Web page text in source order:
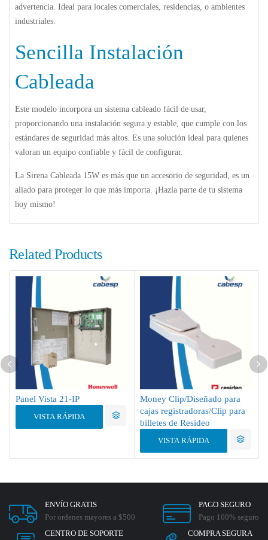
advertencia. Ideal para locales comerciales, residencias, o ambientes
industriales.
Sencilla Instalación
Cableada
Este modelo incorpora un sistema cableado fácil de usar,
proporcionando una instalación segura y estable, que cumple con los
estándares de seguridad más altos. Es una solución ideal para quienes
valoran un equipo confiable y fácil de configurar.
La Sirena Cableada 15W es más que un accesorio de seguridad, es un
aliado para proteger lo que más importa. ¡Hazla parte de tu sistema
hoy mismo!
Related Products
Panel Vista 21-IP
VISTA RÁPIDA
Money Clip/Diseñado para
cajas registradoras/Clip para
billetes de Resideo
VISTA RÁPIDA
ENVÍO GRATIS
Por ordenes mayores a $500
PAGO SEGURO
Pago 100% seguro
CENTRO DE SOPORTE
COMPRA SEGURA